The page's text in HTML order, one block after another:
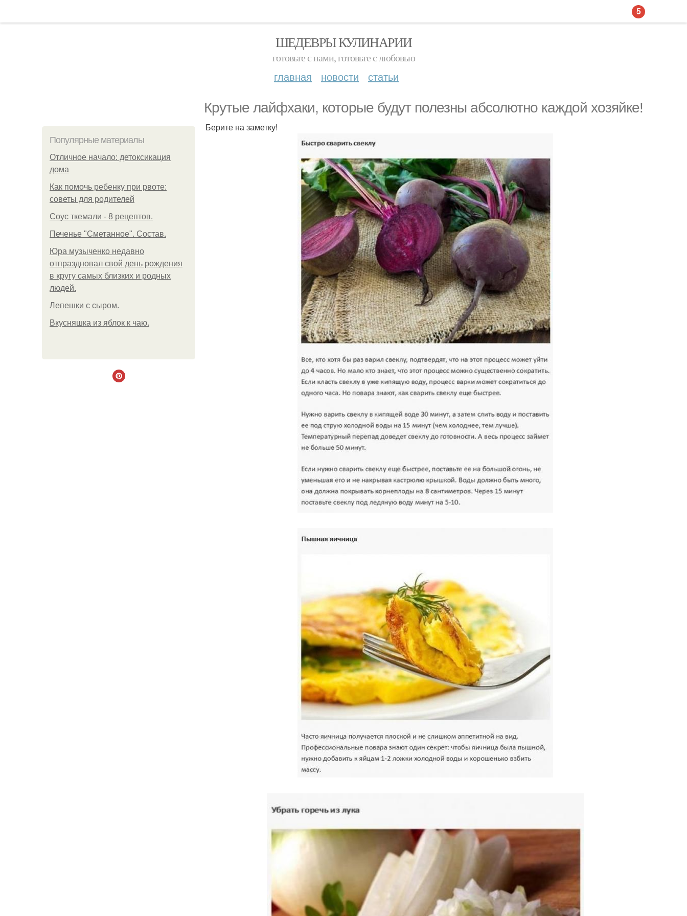
ШЕДЕВРЫ КУЛИНАРИИ
готовьте с нами, готовьте с любовью
главная новости статьи
Крутые лайфхаки, которые будут полезны абсолютно каждой хозяйке!
Популярные материалы
Отличное начало: детоксикация
дома
Как помочь ребенку при рвоте:
советы для родителей
Соус ткемали - 8 рецептов.
Печенье "Сметанное". Состав.
Юра музыченко недавно
отпраздновал свой день рождения
в кругу самых близких и родных
людей.
Лепешки с сыром.
Вкусняшка из яблок к чаю.
Берите на заметку!
5